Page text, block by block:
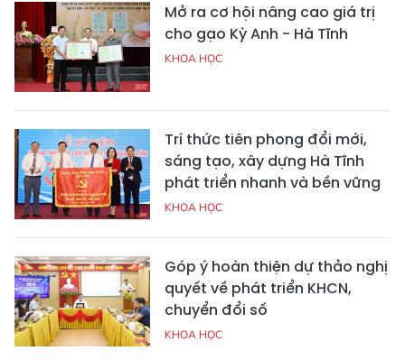
Mở ra cơ hội nâng cao giá trị
cho gạo Kỳ Anh - Hà Tĩnh
KHOA HỌC
Trí thức tiên phong đổi mới,
sáng tạo, xây dựng Hà Tĩnh
phát triển nhanh và bền vững
KHOA HỌC
Góp ý hoàn thiện dự thảo nghị
quyết về phát triển KHCN,
chuyển đổi số
KHOA HỌC